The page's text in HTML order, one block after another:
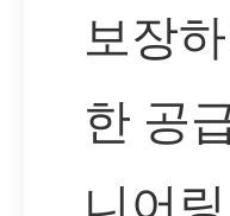
보장
한 공